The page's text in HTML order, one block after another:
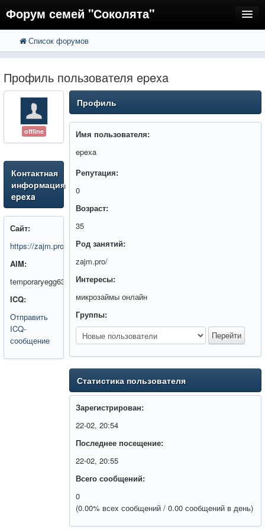
Форум семей "Соколята"
FAQ
Регистрация
Вход
Список форумов
Профиль пользователя epexa
offline
Контактная
информация
epexa
Сайт:
https://zajm.pro
AIM:
temporaryegg63
ICQ:
Отправить
ICQ-
сообщение
Профиль
Имя пользователя:
epexa
Репутация:
0
Возраст:
35
Род занятий:
zajm.pro/
Интересы:
микрозаймы онлайн
Группы:
Статистика пользователя
Зарегистрирован:
22-02, 20:54
Последнее посещение:
22-02, 20:55
Всего сообщений:
0
(0.00% всех сообщений / 0.00 сообщений в день)